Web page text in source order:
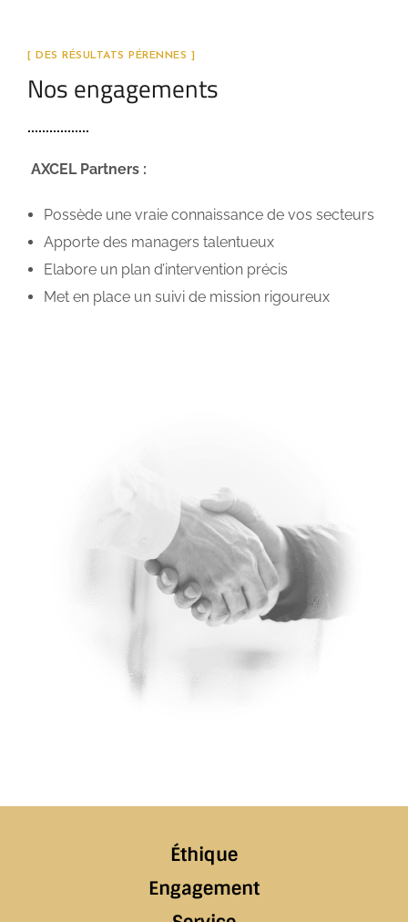
[ DES RÉSULTATS PÉRENNES ]
Nos engagements
AXCEL Partners :
Possède une vraie connaissance de vos secteurs
Apporte des managers talentueux
Elabore un plan d’intervention précis
Met en place un suivi de mission rigoureux
Éthique
Engagement